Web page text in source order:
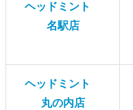
ヘッドミント
名駅店
ヘッドミント
丸の内店